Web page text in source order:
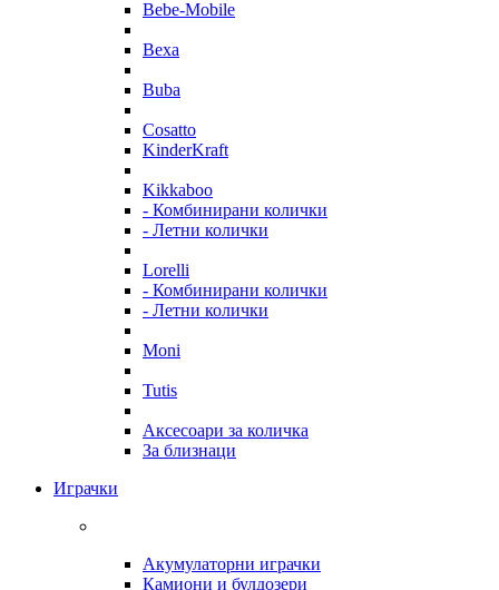
Bebe-Mobile
Bexa
Buba
Cosatto
KinderKraft
Kikkaboo
- Комбинирани колички
- Летни колички
Lorelli
- Комбинирани колички
- Летни колички
Moni
Tutis
Аксесоари за количка
За близнаци
Играчки
Акумулаторни играчки
Камиони и булдозери